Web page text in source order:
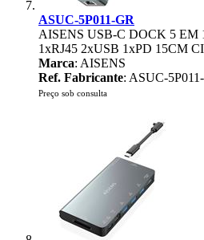
ASUC-5P011-GR
AISENS USB-C DOCK 5 EM
1xRJ45 2xUSB 1xPD 15CM
Marca: AISENS
Ref. Fabricante: ASUC-
Preço sob consulta